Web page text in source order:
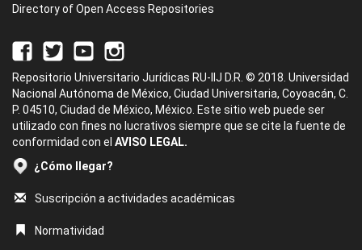
Directory of Open Access Repositories
Repositorio Universitario Jurídicas RU-IIJ D.R. © 2018. Universidad
Nacional Autónoma de México, Ciudad Universitaria, Coyoacán, C.
P. 04510, Ciudad de México, México. Este sitio web puede ser
utilizado con fines no lucrativos siempre que se cite la fuente de
conformidad con el AVISO LEGAL.
¿Cómo llegar?
Suscripción a actividades académicas
Normatividad